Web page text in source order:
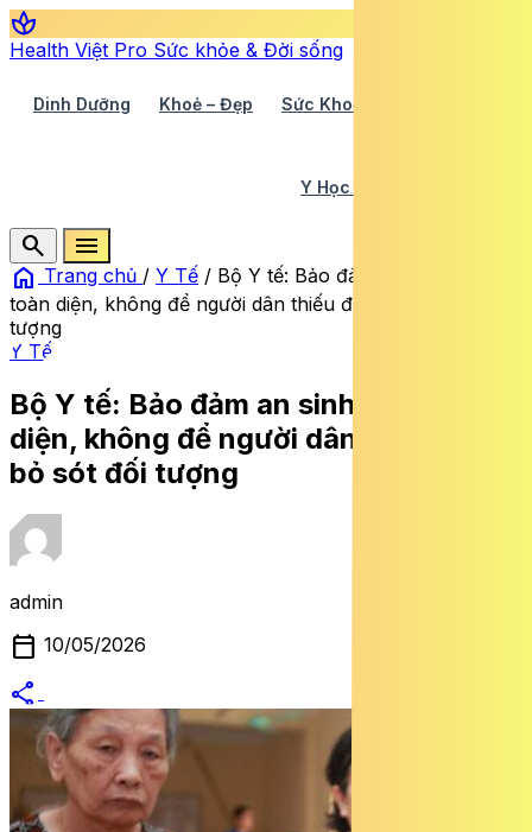
spa
Health Việt Pro Sức khỏe & Đời sống
Dinh Dưỡng Khoẻ – Đẹp Sức Khoẻ TV
Y Học Cổ Truyền
search
menu
home Trang chủ / Y Tế / Bộ Y tế: Bảo đảm an sinh xã hội
toàn diện, không để người dân thiếu đói, bỏ sót đối
tượng
Y Tế
Bộ Y tế: Bảo đảm an sinh xã hội toàn
diện, không để người dân thiếu đói,
bỏ sót đối tượng
admin
calendar_today 10/05/2026
share